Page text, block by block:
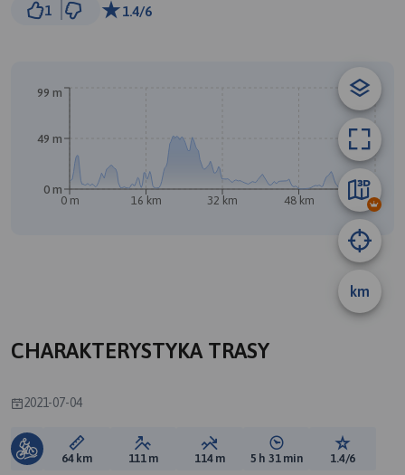
1 1.4/6
A
km
0 m 16 km 32 km 48 km 64 km
0 m
49 m
99 m
CHARAKTERYSTYKA TRASY
2021-07-04
Długość trasy:
64 km Suma przewyższeń:
111 m Suma spadków:
114 m Średni czas potrzebny
5 h 31 min Ocena
1.4/6